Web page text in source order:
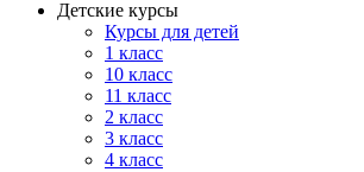
Детские курсы
Курсы для детей
1 класс
10 класс
11 класс
2 класс
3 класс
4 класс